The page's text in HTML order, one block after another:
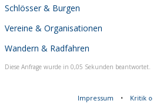
Schlösser & Burgen
Vereine & Organisationen
Wandern & Radfahren
Diese Anfrage wurde in 0,05 Sekunden beantwortet.
Impressum • Kritik